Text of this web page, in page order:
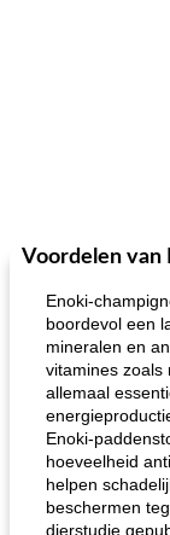
Voordelen van
Enoki-
boordevol een
mineralen en
vitamines zoals
allemaal
Enoki-
hoeveelheid
helpen
beschermen
dierstudie